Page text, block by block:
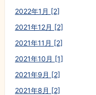
2022年1月 [2]
2021年12月 [2]
2021年11月 [2]
2021年10月 [1]
2021年9月 [2]
2021年8月 [2]